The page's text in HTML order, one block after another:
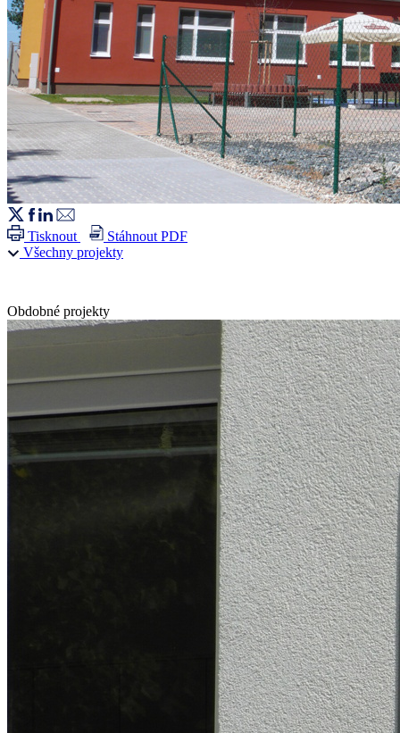
Tisknout
Stáhnout PDF
Všechny projekty
Obdobné projekty